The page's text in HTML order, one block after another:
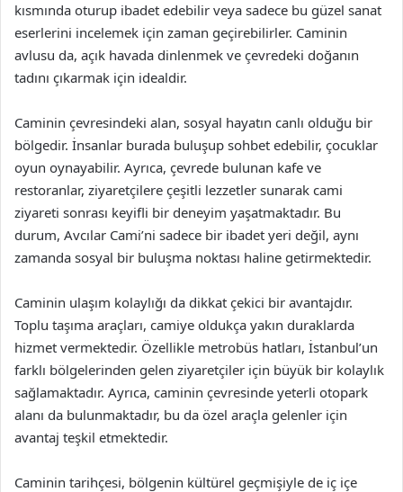
kısmında oturup ibadet edebilir veya sadece bu güzel sanat
eserlerini incelemek için zaman geçirebilirler. Caminin
avlusu da, açık havada dinlenmek ve çevredeki doğanın
tadını çıkarmak için idealdir.
Caminin çevresindeki alan, sosyal hayatın canlı olduğu bir
bölgedir. İnsanlar burada buluşup sohbet edebilir, çocuklar
oyun oynayabilir. Ayrıca, çevrede bulunan kafe ve
restoranlar, ziyaretçilere çeşitli lezzetler sunarak cami
ziyareti sonrası keyifli bir deneyim yaşatmaktadır. Bu
durum, Avcılar Cami’ni sadece bir ibadet yeri değil, aynı
zamanda sosyal bir buluşma noktası haline getirmektedir.
Caminin ulaşım kolaylığı da dikkat çekici bir avantajdır.
Toplu taşıma araçları, camiye oldukça yakın duraklarda
hizmet vermektedir. Özellikle metrobüs hatları, İstanbul’un
farklı bölgelerinden gelen ziyaretçiler için büyük bir kolaylık
sağlamaktadır. Ayrıca, caminin çevresinde yeterli otopark
alanı da bulunmaktadır, bu da özel araçla gelenler için
avantaj teşkil etmektedir.
Caminin tarihçesi, bölgenin kültürel geçmişiyle de iç içe